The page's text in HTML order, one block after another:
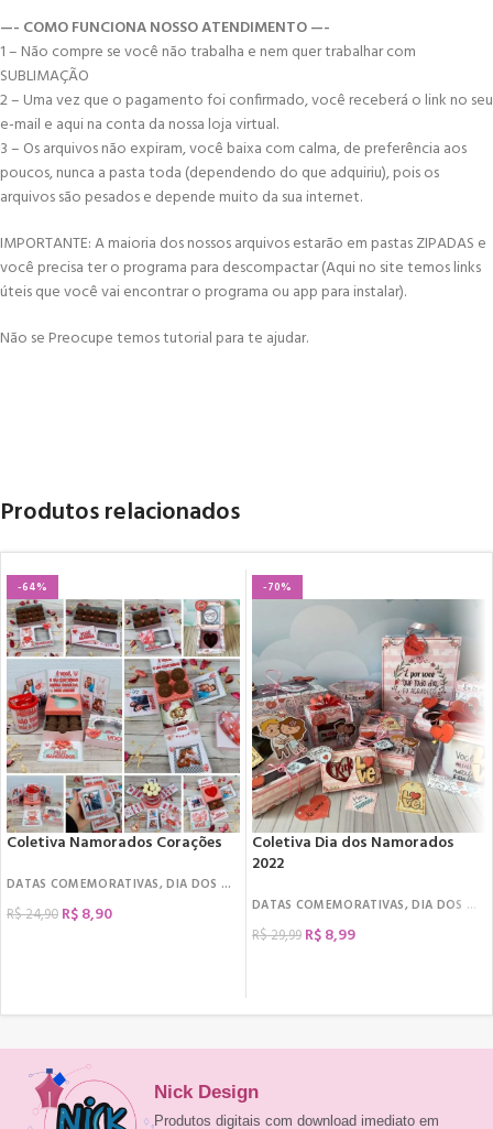
—- COMO FUNCIONA NOSSO ATENDIMENTO —-
1 – Não compre se você não trabalha e nem quer trabalhar com
SUBLIMAÇÃO
2 – Uma vez que o pagamento foi confirmado, você receberá o link no seu
e-mail e aqui na conta da nossa loja virtual.
3 – Os arquivos não expiram, você baixa com calma, de preferência aos
poucos, nunca a pasta toda (dependendo do que adquiriu), pois os
arquivos são pesados e depende muito da sua internet.
IMPORTANTE: A maioria dos nossos arquivos estarão em pastas ZIPADAS e
você precisa ter o programa para descompactar (Aqui no site temos links
úteis que você vai encontrar o programa ou app para instalar).
Não se Preocupe temos tutorial para te ajudar.
Produtos relacionados
-64%
Coletiva Namorados Corações
DATAS COMEMORATIVAS,DIA DOS NAMORADOS
R$24,90 R$8,90
-70%
Coletiva Dia dos Namorados
2022
DATAS COMEMORATIVAS,DIA DOS NAMORADOS
R$29,99 R$8,99
Nick Design
Produtos digitais com download imediato em